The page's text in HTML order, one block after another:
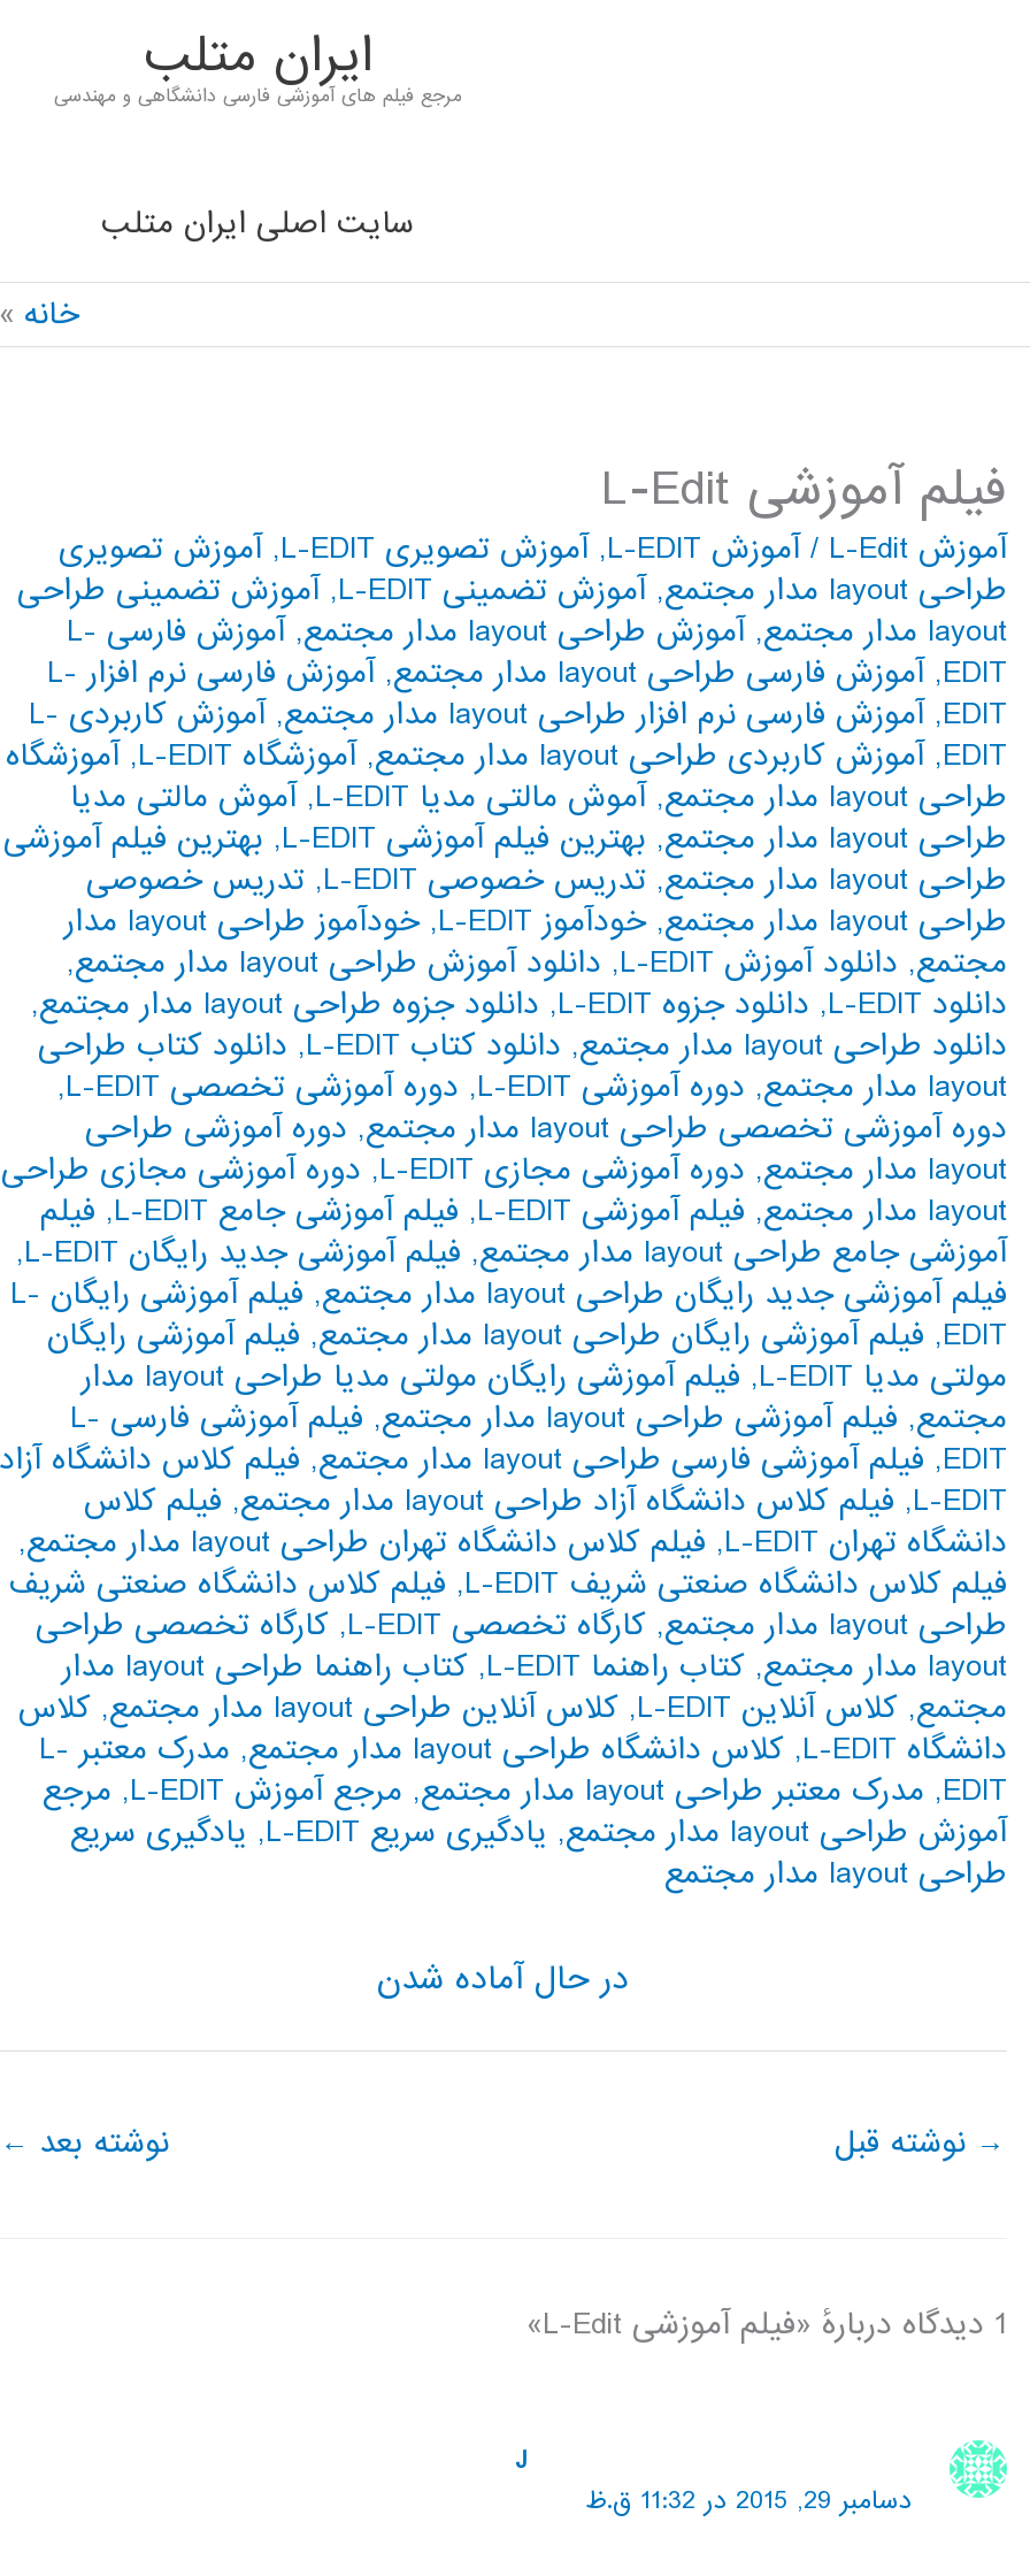
ايران متلب
مرجع فیلم های آموزشی فارسی دانشگاهی و مهندسی
سایت اصلی ایران متلب
خانه
فیلم آموزشی L-Edit
آموزش L-Edit /آموزش L-EDIT ,آموزش تصویری L-EDIT ,آموزش تصویری
طراحی layout مدار مجتمع
,آموزش تضمینی L-EDIT ,آموزش تضمینی طراحی
layout مدار مجتمع
,آموزش طراحی layout مدار مجتمع ,
آموزش فارسی L-
EDIT
,آموزش فارسی طراحی layout مدار مجتمع ,
آموزش فارسی نرم افزار L-
EDIT
,آموزش فارسی نرم افزار طراحی layout مدار مجتمع ,
آموزش کاربردی L-
EDIT
,آموزش کاربردی طراحی layout مدار مجتمع ,آموزشگاه L-EDIT ,آموزشگاه
طراحی layout مدار مجتمع
,آموش مالتی مدیا L-EDIT ,آموش مالتی مدیا
طراحی layout مدار مجتمع
, بهترین فیلم آموزشی L-EDIT , بهترین فیلم آموزشی
طراحی layout مدار مجتمع
, تدریس خصوصی L-EDIT , تدریس خصوصی
طراحی layout مدار مجتمع
,خودآموز L-EDIT ,
خودآموز طراحی layout مدار
مجتمع, دانلود آموزش L-EDIT , دانلود آموزش طراحی layout مدار مجتمع
,
دانلود L-EDIT
, دانلود جزوه L-EDIT , دانلود جزوه طراحی layout مدار مجتمع
,
دانلود طراحی layout مدار مجتمع
, دانلود کتاب L-EDIT , دانلود کتاب طراحی
layout مدار مجتمع
, دوره آموزشی L-EDIT , دوره آموزشی تخصصی L-EDIT
,
دوره آموزشی تخصصی طراحی layout مدار مجتمع
, دوره آموزشی طراحی
layout مدار مجتمع
, دوره آموزشی مجازی L-EDIT , دوره آموزشی مجازی طراحی
layout مدار مجتمع
, فیلم آموزشی L-EDIT , فیلم آموزشی جامع L-EDIT , فیلم
آموزشی جامع طراحی layout مدار مجتمع
, فیلم آموزشی جدید رایگان L-EDIT
,
فیلم آموزشی جدید رایگان طراحی layout مدار مجتمع
,
فیلم آموزشی رایگان L-
EDIT
, فیلم آموزشی رایگان طراحی layout مدار مجتمع , فیلم آموزشی رایگان
مولتی مدیا L-EDIT
,
فیلم آموزشی رایگان مولتی مدیا طراحی layout مدار
مجتمع, فیلم آموزشی طراحی layout مدار مجتمع ,
فیلم آموزشی فارسی L-
EDIT
, فیلم آموزشی فارسی طراحی layout مدار مجتمع , فیلم کلاس دانشگاه آزاد
L-EDIT
, فیلم کلاس دانشگاه آزاد طراحی layout مدار مجتمع , فیلم کلاس
دانشگاه تهران L-EDIT
, فیلم کلاس دانشگاه تهران طراحی layout مدار مجتمع
,
فیلم کلاس دانشگاه صنعتی شریف L-EDIT
, فیلم کلاس دانشگاه صنعتی شریف
طراحی layout مدار مجتمع
, کارگاه تخصصی L-EDIT , کارگاه تخصصی طراحی
layout مدار مجتمع
, کتاب راهنما L-EDIT ,
کتاب راهنما طراحی layout مدار
مجتمع, کلاس آنلاین L-EDIT , کلاس آنلاین طراحی layout مدار مجتمع , کلاس
دانشگاه L-EDIT
, کلاس دانشگاه طراحی layout مدار مجتمع ,
مدرک معتبر L-
EDIT
, مدرک معتبر طراحی layout مدار مجتمع , مرجع آموزش L-EDIT , مرجع
آموزش طراحی layout مدار مجتمع
, یادگیری سریع L-EDIT , یادگیری سریع
طراحی layout مدار مجتمع
در حال آماده شدن
→ نوشته قبل نوشته بعد ←
1 دیدگاه دربارهٔ «فیلم آموزشی L-Edit»
J
دسامبر 29, 2015 در 11:32 ق.ظ